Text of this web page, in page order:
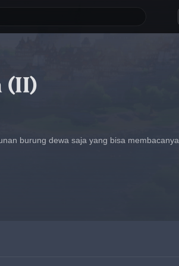
(II)
burung dewa saja yang bisa membacanya.